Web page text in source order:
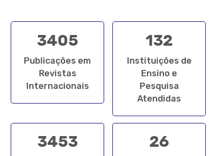
3405
Publicações em
Revistas
Internacionais
132
Instituições de
Ensino e
Pesquisa
Atendidas
3453 26